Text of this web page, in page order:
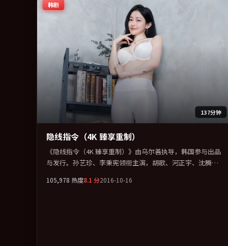
韩剧
137分钟
隐线指令（4K 臻享重制）
《隐线指令（4K 臻享重制）》由乌尔善执导，韩国参与出品
与发行。孙艺珍、李秉宪领衔主演，胡歌、河正宇、沈腾、
表达。全片以「剧情」类型为骨架，在叙事、表演与视听上
105,978 热度8.1 分2016-10-16